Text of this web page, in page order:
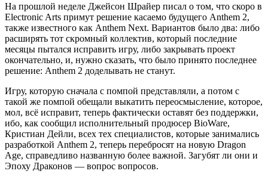
На прошлой неделе Джейсон Шрайер писал о том, что скоро в
Electronic Arts примут решение касаемо будущего Anthem 2,
также известного как Anthem Next. Вариантов было два: либо
расширять тот скромный коллектив, который последние
месяцы пытался исправить игру, либо закрывать проект
окончательно, и, нужно сказать, что было принято последнее
решение: Anthem 2 доделывать не станут.
Игру, которую сначала с помпой представляли, а потом с
такой же помпой обещали выкатить переосмысление, которое,
мол, всё исправит, теперь фактически оставят без поддержки,
ибо, как сообщил исполнительный продюсер BioWare,
Кристиан Дейли, всех тех специалистов, которые занимались
разработкой Anthem 2, теперь перебросят на новую Dragon
Age, справедливо названную более важной. Загубят ли они и
Эпоху Драконов — вопрос вопросов.